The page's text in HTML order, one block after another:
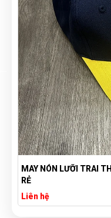
MAY NÓN LƯỠI TRAI
RẺ
Liên hệ